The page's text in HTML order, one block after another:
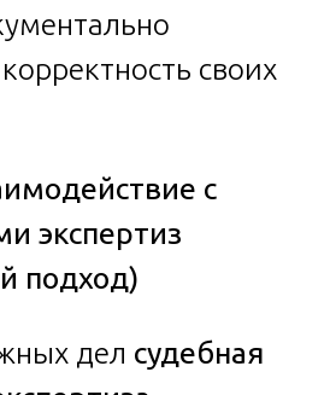
своих
с
экспертиз
подход)
дел судебная